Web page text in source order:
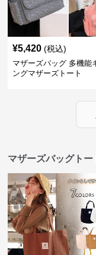
¥5,420 (税込)
マザーズバッグ 多機能
ングマザーズトート
マザーズバッグト